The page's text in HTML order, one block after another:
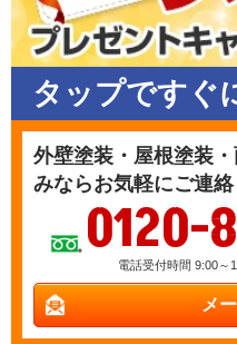
タップですぐ
外壁塗装・屋根塗装
みならお気軽にご連
0120-
電話受付時間 9:00～
メ